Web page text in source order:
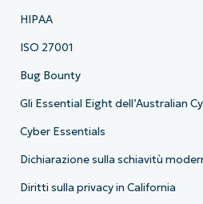
HIPAA
ISO 27001
Bug Bounty
Gli Essential Eight dell’Australian
Cyber Essentials
Dichiarazione sulla schiavitù
Diritti sulla privacy in California